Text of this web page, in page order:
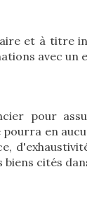
et à titre
avec
pour
en
cités